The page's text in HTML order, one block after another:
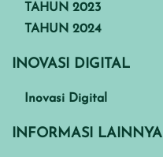
TAHUN 2023
TAHUN 2024
INOVASI DIGITAL
Inovasi Digital
INFORMASI LAINNYA